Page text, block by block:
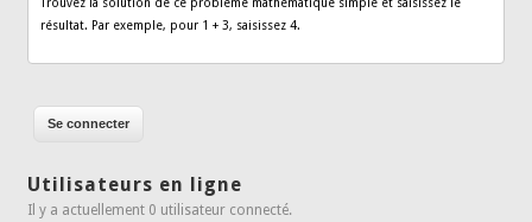
Trouvez la solution de ce problème mathématique simple et saisissez le
résultat. Par exemple, pour 1 + 3, saisissez 4.
Utilisateurs en ligne
Il y a actuellement 0 utilisateur connecté.